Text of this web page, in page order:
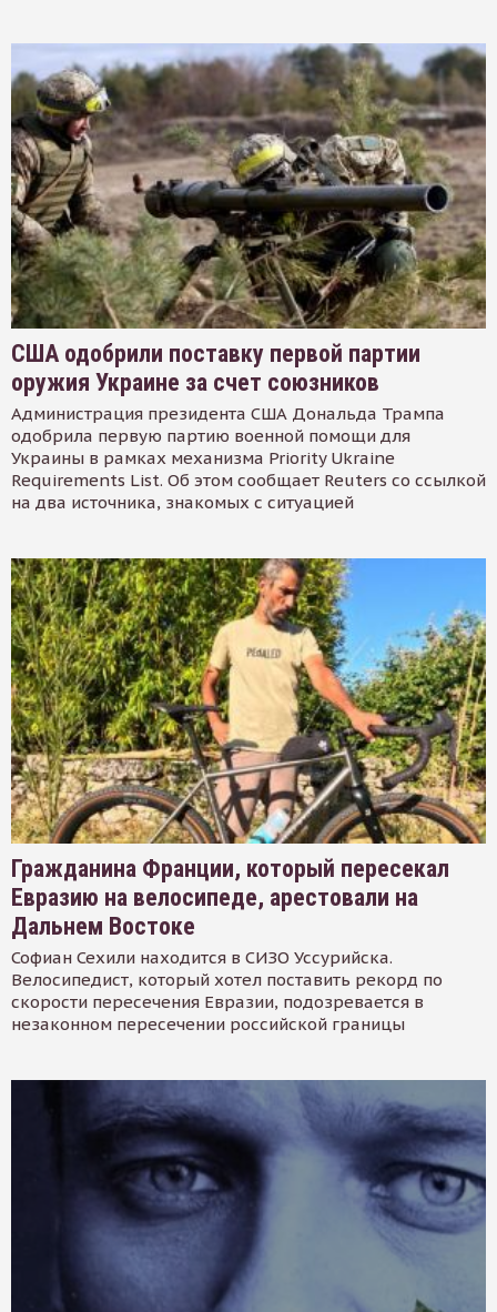
США одобрили поставку первой партии
оружия Украине за счет союзников
Администрация президента США Дональда Трампа
одобрила первую партию военной помощи для
Украины в рамках механизма Priority Ukraine
Requirements List. Об этом сообщает Reuters со ссылкой
на два источника, знакомых с ситуацией
Гражданина Франции, который пересекал
Евразию на велосипеде, арестовали на
Дальнем Востоке
Софиан Сехили находится в СИЗО Уссурийска.
Велосипедист, который хотел поставить рекорд по
скорости пересечения Евразии, подозревается в
незаконном пересечении российской границы